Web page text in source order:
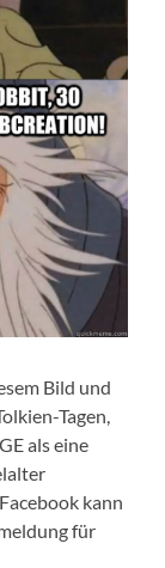
Bild und
Tagen,
als eine
kann
für